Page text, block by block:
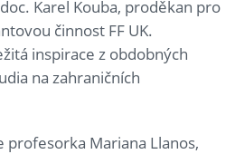
Karel Kouba, proděkan pro
činnost FF UK.
inspirace z obdobných
na zahraničních
profesorka Mariana Llanos,